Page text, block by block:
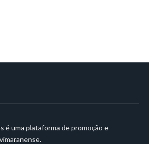
é uma plataforma de promoção e